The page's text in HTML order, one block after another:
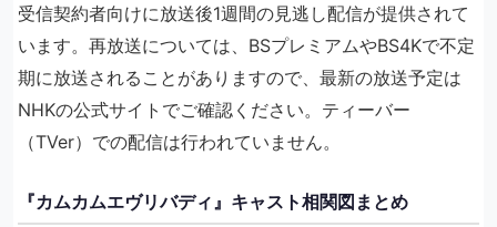
受信契約者向けに放送後1週間の見逃し配信が提供されて
います。再放送については、BSプレミアムやBS4Kで不定
期に放送されることがありますので、最新の放送予定は
NHKの公式サイトでご確認ください。ティーバー
（TVer）での配信は行われていません。
『カムカムエヴリバディ』キャスト相関図まとめ